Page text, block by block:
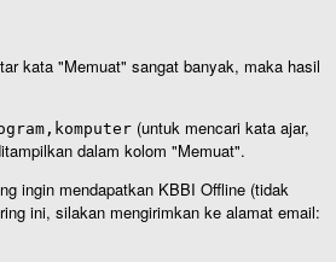
kata "Memuat" sangat banyak, maka hasil
(untuk mencari kata ajar,
dalam kolom "Memuat".
ingin mendapatkan KBBI Offline (tidak
ini, silakan mengirimkan ke alamat email: